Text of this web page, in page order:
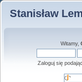
Stanisław
Witamy,
Zaloguj się